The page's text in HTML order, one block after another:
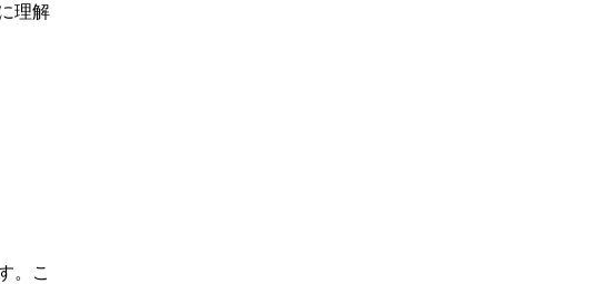
理解
。こ